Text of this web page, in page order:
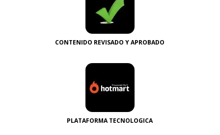
CONTENIDO REVISADO Y APROBADO
PLATAFORMA TECNOLOGICA